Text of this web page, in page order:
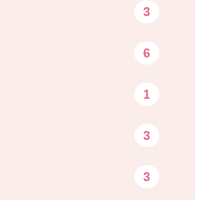
3
6
1
3
3